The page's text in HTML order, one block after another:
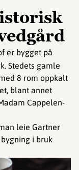
er bygget på
Stedets gamle
8 rom oppkalt
blant annet
Cappelen-
leie Gartner
i bruk